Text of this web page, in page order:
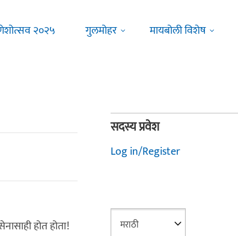
२०२५ गुलमोहर मायबोली विशेष
होत होता!
सदस्य प्रवेश
Log in/Register